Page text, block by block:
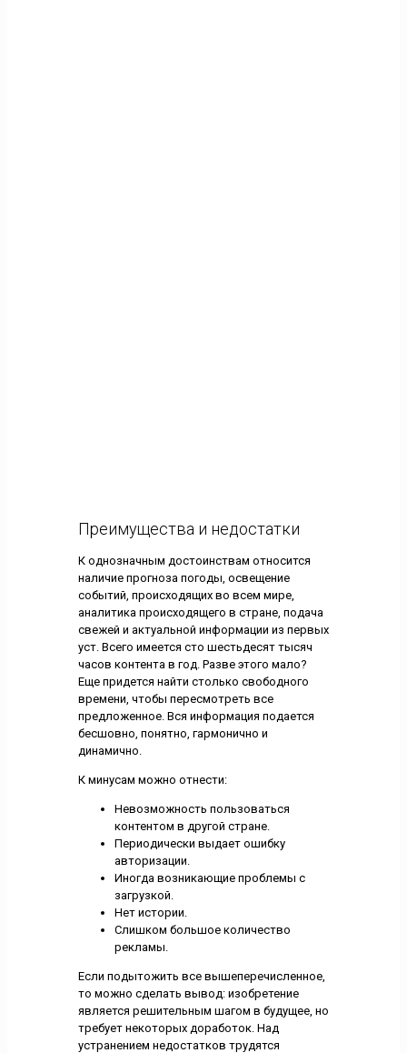
Преимущества и недостатки
К однозначным достоинствам относится
наличие прогноза погоды, освещение
событий, происходящих во всем мире,
аналитика происходящего в стране, подача
свежей и актуальной информации из первых
уст. Всего имеется сто шестьдесят тысяч
часов контента в год. Разве этого мало?
Еще придется найти столько свободного
времени, чтобы пересмотреть все
предложенное. Вся информация подается
бесшовно, понятно, гармонично и
динамично.
К минусам можно отнести:
Невозможность пользоваться
контентом в другой стране.
Периодически выдает ошибку
авторизации.
Иногда возникающие проблемы с
загрузкой.
Нет истории.
Слишком большое количество
рекламы.
Если подытожить все вышеперечисленное,
то можно сделать вывод: изобретение
является решительным шагом в будущее, но
требует некоторых доработок. Над
устранением недостатков трудятся